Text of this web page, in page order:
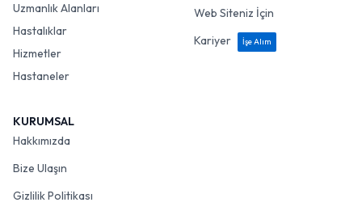
Uzmanlık Alanları
Hastalıklar
Hizmetler
Hastaneler
Web Siteniz İçin
Kariyer
İşe Alım
KURUMSAL
Hakkımızda
Bize Ulaşın
Gizlilik Politikası